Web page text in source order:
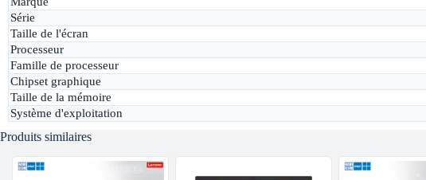
Série
Taille de l'écran
Processeur
Famille de processeur
Chipset graphique
Taille de la mémoire
Système d'exploitation
Produits similaires